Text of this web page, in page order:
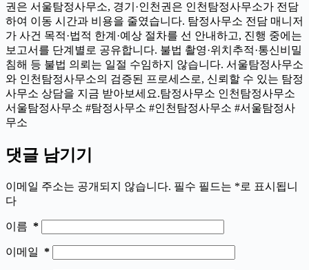
권은 서울탐정사무소, 경기·인천권은 인천탐정사무소가 전담
하여 이동 시간과 비용을 줄였습니다. 탐정사무소 전담 매니저
가 사건 목적·법적 한계·예상 절차를 선 안내하고, 진행 중에는
보고서를 단계별로 공유합니다. 불법 촬영·위치추적·통신비밀
침해 등 불법 의뢰는 일절 수임하지 않습니다. 서울탐정사무소
와 인천탐정사무소의 검증된 프로세스로, 신뢰할 수 있는 탐정
사무소 상담을 지금 받아보세요.탐정사무소 인천탐정사무소
서울탐정사무소 #탐정사무소 #인천탐정사무소 #서울탐정사
무소
댓글 남기기
이메일 주소는 공개되지 않습니다. 필수 필드는 *로 표시됩니
다
이름 *
이메일 *